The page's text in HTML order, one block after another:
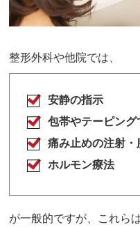
整形外科や他院では、
安静の指示
包帯やテーピング
痛み止めの注射・
ホルモン療法
が一般的ですが、これら